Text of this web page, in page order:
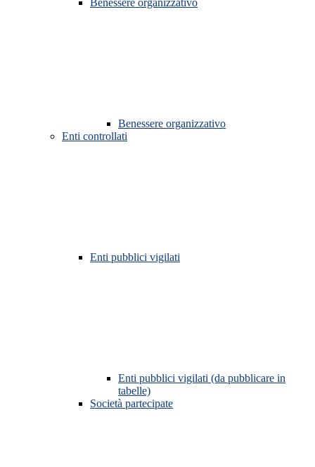
Benessere organizzativo
Benessere organizzativo
Enti controllati
Enti pubblici vigilati
Enti pubblici vigilati (da pubblicare in
tabelle)
Società partecipate